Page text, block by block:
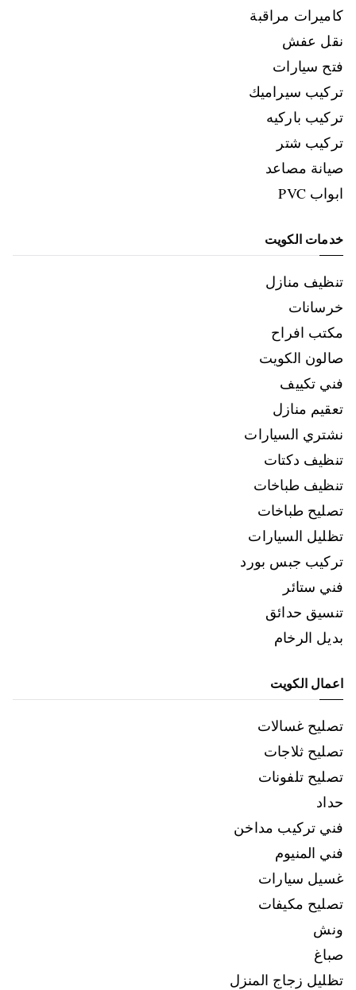
كاميرات مراقبة
نقل عفش
فتح سيارات
تركيب سيراميك
تركيب باركيه
تركيب شتر
صيانة مصاعد
ابواب PVC
خدمات الكويت
تنظيف منازل
خرسانات
مكتب افراح
صالون الكويت
فني تكييف
تعقيم منازل
نشتري السيارات
تنظيف دكتات
تنظيف طباخات
تصليح طباخات
تظليل السيارات
تركيب جبس بورد
فني ستائر
تنسيق حدائق
بديل الرخام
اعمال الكويت
تصليح غسالات
تصليح ثلاجات
تصليح تلفونات
حداد
فني تركيب مداخن
فني المنيوم
غسيل سيارات
تصليح مكيفات
ونش
صباغ
تظليل زجاج المنزل